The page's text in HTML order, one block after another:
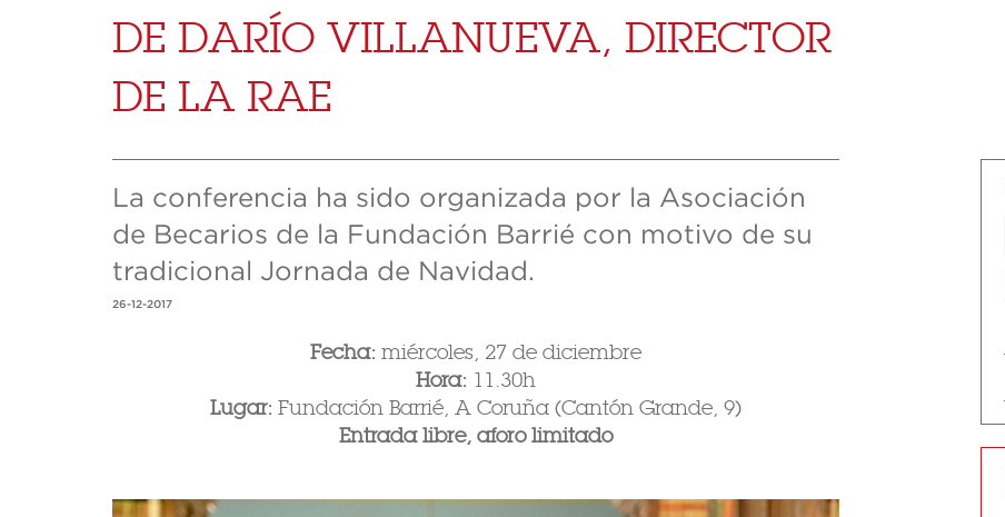
DE DARÍO VILLANUEVA, DIRECTOR
DE LA RAE
La conferencia ha sido organizada por la Asociación
de Becarios de la Fundación Barrié con motivo de su
tradicional Jornada de Navidad.
26-12-2017
Fecha:miércoles, 27 de diciembre
Hora: 11.30h
Lugar:Fundación Barrié, A Coruña (Cantón Grande, 9)
Entrada libre, aforo limitado